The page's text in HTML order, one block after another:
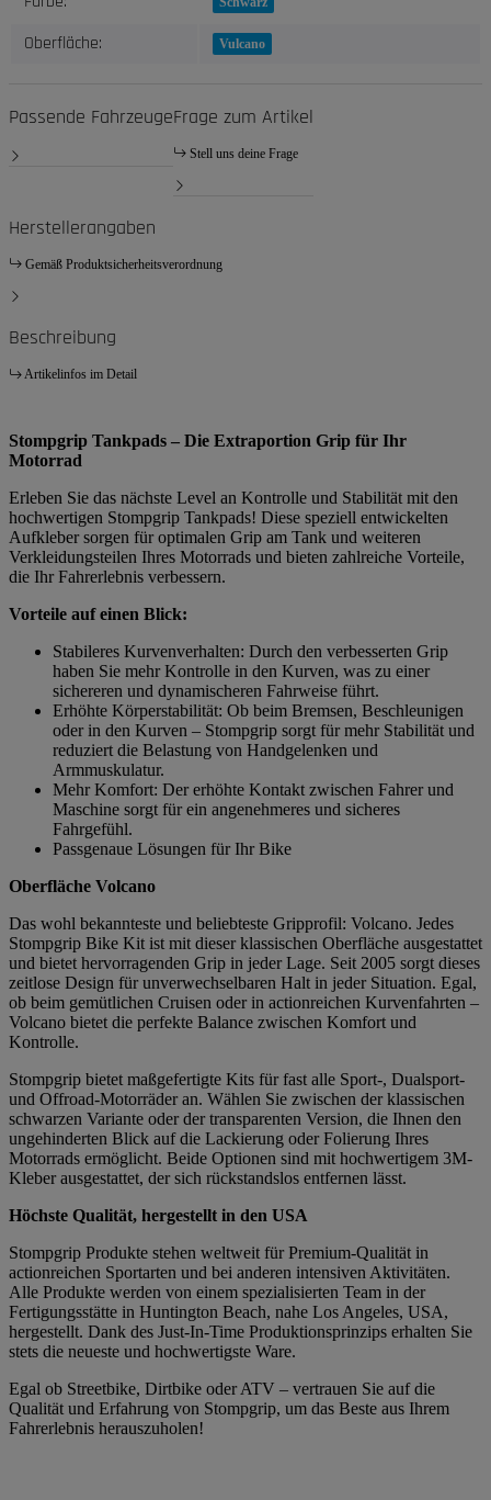
Oberfläche: Vulcano
Passende FahrzeugeFrage zum Artikel
Stell uns deine Frage
Herstellerangaben
Gemäß Produktsicherheitsverordnung
Beschreibung
Artikelinfos im Detail
Stompgrip Tankpads – Die Extraportion Grip für Ihr
Motorrad
Erleben Sie das nächste Level an Kontrolle und Stabilität mit den
hochwertigen Stompgrip Tankpads! Diese speziell entwickelten
Aufkleber sorgen für optimalen Grip am Tank und weiteren
Verkleidungsteilen Ihres Motorrads und bieten zahlreiche Vorteile,
die Ihr Fahrerlebnis verbessern.
Vorteile auf einen Blick:
Stabileres Kurvenverhalten: Durch den verbesserten Grip
haben Sie mehr Kontrolle in den Kurven, was zu einer
sichereren und dynamischeren Fahrweise führt.
Erhöhte Körperstabilität: Ob beim Bremsen, Beschleunigen
oder in den Kurven – Stompgrip sorgt für mehr Stabilität und
reduziert die Belastung von Handgelenken und
Armmuskulatur.
Mehr Komfort: Der erhöhte Kontakt zwischen Fahrer und
Maschine sorgt für ein angenehmeres und sicheres
Fahrgefühl.
Passgenaue Lösungen für Ihr Bike
Oberfläche Volcano
Das wohl bekannteste und beliebteste Gripprofil: Volcano. Jedes
Stompgrip Bike Kit ist mit dieser klassischen Oberfläche ausgestattet
und bietet hervorragenden Grip in jeder Lage. Seit 2005 sorgt dieses
zeitlose Design für unverwechselbaren Halt in jeder Situation. Egal,
ob beim gemütlichen Cruisen oder in actionreichen Kurvenfahrten –
Volcano bietet die perfekte Balance zwischen Komfort und
Kontrolle.
Stompgrip bietet maßgefertigte Kits für fast alle Sport-, Dualsport-
und Offroad-Motorräder an. Wählen Sie zwischen der klassischen
schwarzen Variante oder der transparenten Version, die Ihnen den
ungehinderten Blick auf die Lackierung oder Folierung Ihres
Motorrads ermöglicht. Beide Optionen sind mit hochwertigem 3M-
Kleber ausgestattet, der sich rückstandslos entfernen lässt.
Höchste Qualität, hergestellt in den USA
Stompgrip Produkte stehen weltweit für Premium-Qualität in
actionreichen Sportarten und bei anderen intensiven Aktivitäten.
Alle Produkte werden von einem spezialisierten Team in der
Fertigungsstätte in Huntington Beach, nahe Los Angeles, USA,
hergestellt. Dank des Just-In-Time Produktionsprinzips erhalten Sie
stets die neueste und hochwertigste Ware.
Egal ob Streetbike, Dirtbike oder ATV – vertrauen Sie auf die
Qualität und Erfahrung von Stompgrip, um das Beste aus Ihrem
Fahrerlebnis herauszuholen!